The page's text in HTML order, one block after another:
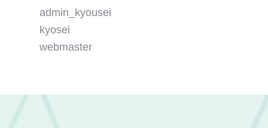
admin_kyousei
kyosei
webmaster